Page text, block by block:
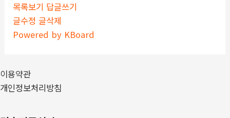
목록보기 답글쓰기
글수정 글삭제
Powered by KBoard
이용약관
개인정보처리방침